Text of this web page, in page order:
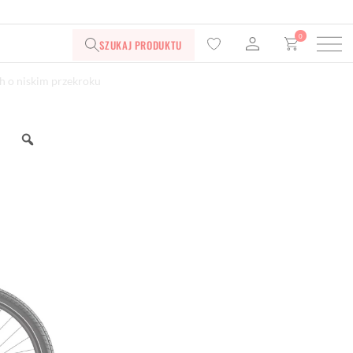
SZUKAJ PRODUKTU
0
o niskim przekroku